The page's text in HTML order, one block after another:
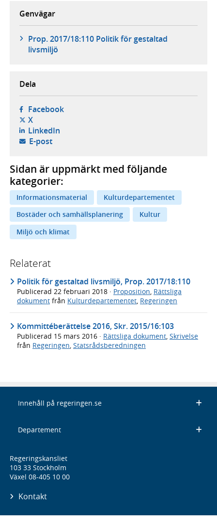
Genvägar
Prop. 2017/18:110 Politik för gestaltad
livsmiljö
Dela
Facebook- öppnas i ny flik, extern webbplats,
X- öppnas i ny flik, extern webbplats,
LinkedIn- öppnas i ny flik, extern webbplats,
E-post- öppnar din e-postklient,
Sidan är uppmärkt med följande
kategorier:
Informationsmaterial
Kulturdepartementet
Bostäder och samhällsplanering
Kultur
Miljö och klimat
Relaterat
Politik för gestaltad livsmiljö, Prop. 2017/18:110
Publicerad 22 februari 2018 · Proposition, Rättsliga
dokument från Kulturdepartementet, Regeringen
Kommittéberättelse 2016, Skr. 2015/16:103
Publicerad 15 mars 2016 · Rättsliga dokument Skrivelse
från Regeringen Statsrådsberedningen
Innehåll på regeringen.se
Departement
Regeringskansliet
103 33 Stockholm
Växel 08-405 10 00
Kontakt